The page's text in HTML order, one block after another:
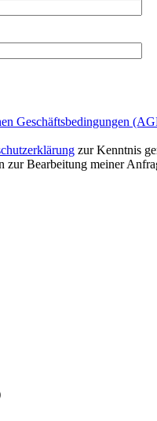
Geschäftsbedingungen
zur Kenntnis
zur Bearbeitung meiner